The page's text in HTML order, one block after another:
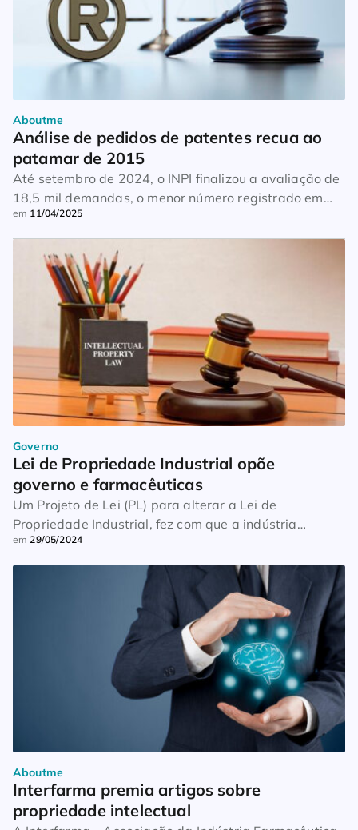
Aboutme
Análise de pedidos de patentes recua ao
patamar de 2015
Até setembro de 2024, o INPI finalizou a avaliação de
18,5 mil demandas, o menor número registrado em
dez anos
em 11/04/2025
Governo
Lei de Propriedade Industrial opõe
governo e farmacêuticas
Um Projeto de Lei (PL) para alterar a Lei de
Propriedade Industrial, fez com que a indústria
farmacêutica ligasse seu alerta vermelho. As
informações são da Veja. O Supremo Tribunal Federal
(STF) decidiu, há três anos, que era inconstitucional
que as patentes de medicamentos durassem mais do
que 20 anos. Só que o PL em […]
em29/05/2024
Aboutme
Interfarma premia artigos sobre
propriedade intelectual